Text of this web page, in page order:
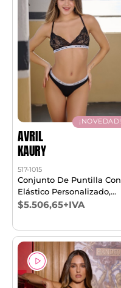
¡NOVEDAD!
AVRIL
KAURY
517-1015
Conjunto De Puntilla Con
Elástico Personalizado,
Corpiño Top Triangulito Y
$5.506,65+IVA